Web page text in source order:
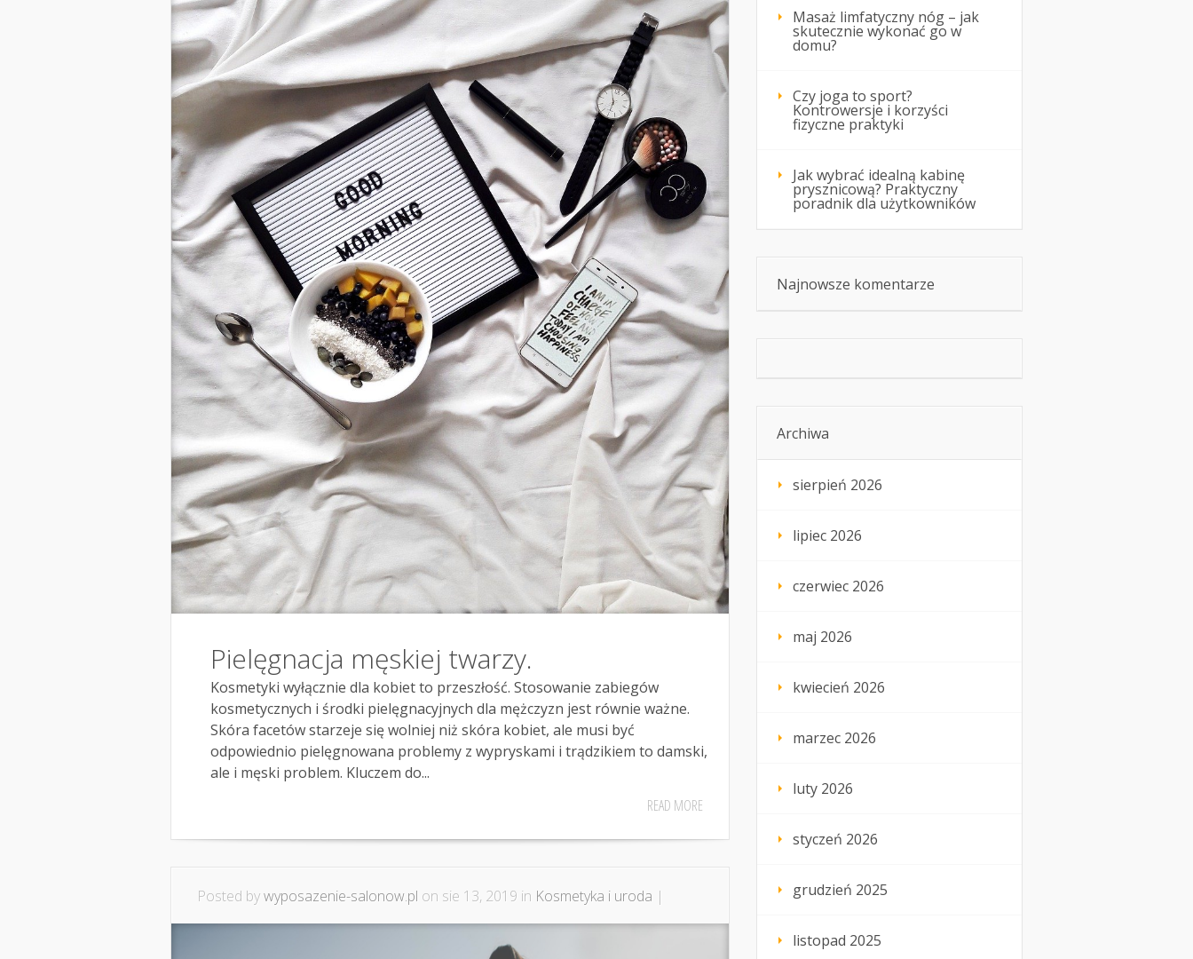
Pielęgnacja męskiej twarzy.
Kosmetyki wyłącznie dla kobiet to przeszłość. Stosowanie zabiegów
kosmetycznych i środki pielęgnacyjnych dla mężczyzn jest równie ważne.
Skóra facetów starzeje się wolniej niż skóra kobiet, ale musi być
odpowiednio pielęgnowana problemy z wypryskami i trądzikiem to damski,
ale i męski problem. Kluczem do...
READ MORE
Posted bywyposazenie-salonow.pl on sie 13, 2019 in Kosmetyka i uroda |
Masaż limfatyczny nóg – jak
skutecznie wykonać go w
domu?
Czy joga to sport?
Kontrowersje i korzyści
fizyczne praktyki
Jak wybrać idealną kabinę
prysznicową? Praktyczny
poradnik dla użytkowników
Najnowsze komentarze
Archiwa
sierpień 2026
lipiec 2026
czerwiec 2026
maj 2026
kwiecień 2026
marzec 2026
luty 2026
styczeń 2026
grudzień 2025
listopad 2025